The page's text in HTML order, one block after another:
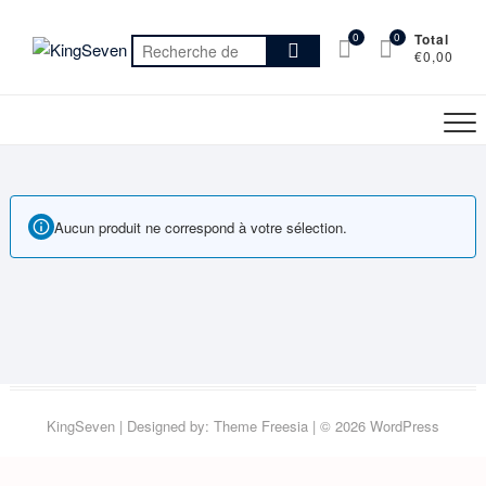
Recherche
pour :
0 Total
€0,00
0
Aucun produit ne correspond à votre sélection.
KingSeven| Designed by: Theme Freesia| © 2026 WordPress